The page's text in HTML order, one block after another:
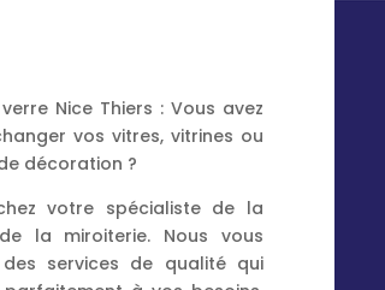
Nice Thiers : Vous avez
vos vitres, vitrines ou
décoration ?
votre spécialiste de la
la miroiterie. Nous vous
services de qualité qui